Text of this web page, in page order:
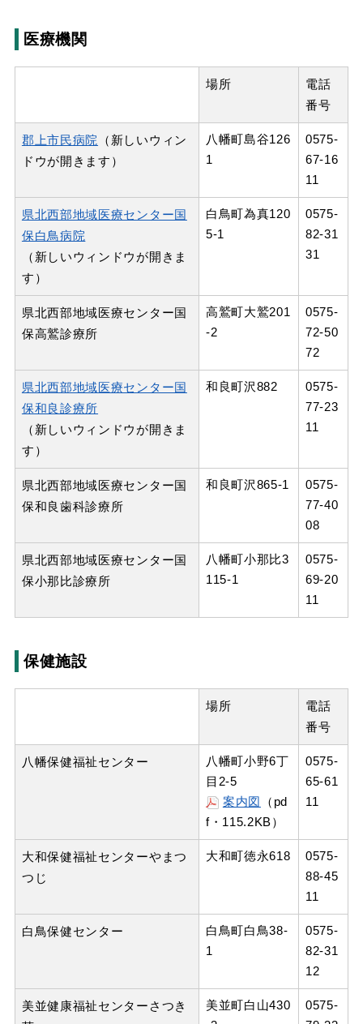
医療機関
場所
電話
番号
郡上市民病院
（新しいウィン
ドウが開きます）
八幡町島谷126
1
0575-
67-16
11
県北西部地域医療センター国
保白鳥病院
（新しいウィンドウが開きま
す）
白鳥町為真120
5-1
0575-
82-31
31
県北西部地域医療センター国
保高鷲診療所
高鷲町大鷲201
-2
0575-
72-50
72
県北西部地域医療センター国
保和良診療所
（新しいウィンドウが開きま
す）
和良町沢882
0575-
77-23
11
県北西部地域医療センター国
保和良歯科診療所
和良町沢865-1
0575-
77-40
08
県北西部地域医療センター国
保小那比診療所
八幡町小那比3
115-1
0575-
69-20
11
保健施設
場所
電話
番号
八幡保健福祉センター
八幡町小野6丁
目2-5
案内図
（pd
f・115.2KB）
0575-
65-61
11
大和保健福祉センターやまつ
つじ
大和町徳永618
0575-
88-45
11
白鳥保健センター
白鳥町白鳥38-
1
0575-
82-31
12
美並健康福祉センターさつき
美並町白山430
0575-